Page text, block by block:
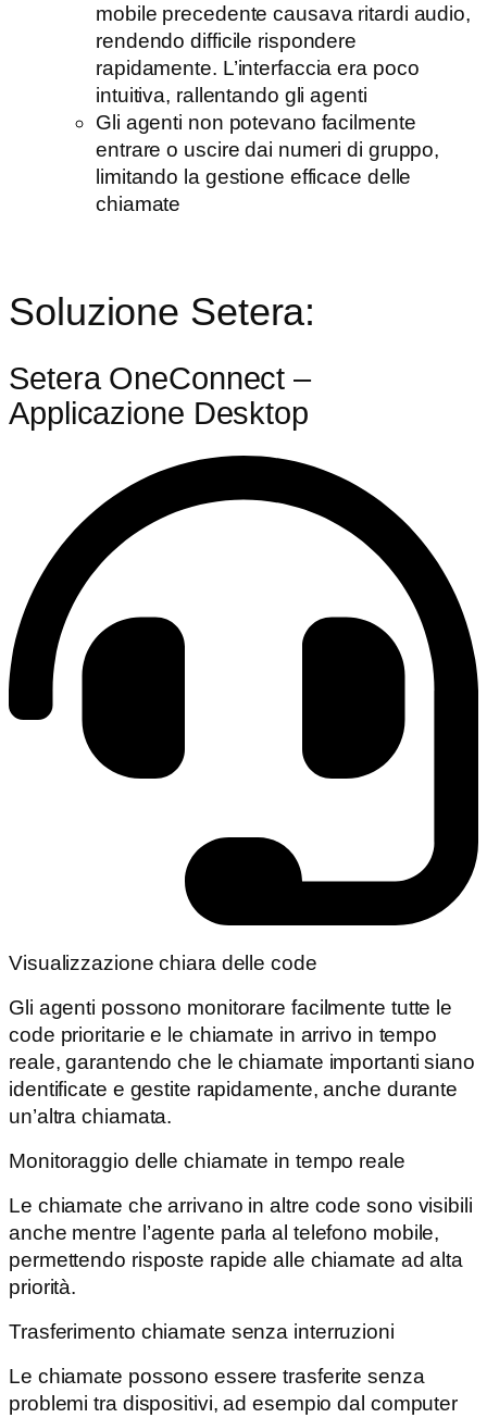
mobile precedente causava ritardi audio,
rendendo difficile rispondere
rapidamente. L’interfaccia era poco
intuitiva, rallentando gli agenti
Gli agenti non potevano facilmente
entrare o uscire dai numeri di gruppo,
limitando la gestione efficace delle
chiamate
Soluzione Setera:
Setera OneConnect –
Applicazione Desktop
Visualizzazione chiara delle code
Gli agenti possono monitorare facilmente tutte le
code prioritarie e le chiamate in arrivo in tempo
reale, garantendo che le chiamate importanti siano
identificate e gestite rapidamente, anche durante
un’altra chiamata.
Monitoraggio delle chiamate in tempo reale
Le chiamate che arrivano in altre code sono visibili
anche mentre l’agente parla al telefono mobile,
permettendo risposte rapide alle chiamate ad alta
priorità.
Trasferimento chiamate senza interruzioni
Le chiamate possono essere trasferite senza
problemi tra dispositivi, ad esempio dal computer